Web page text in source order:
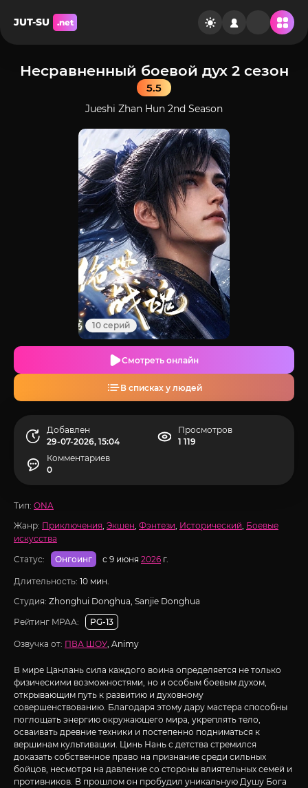
JUT-SU .net
Несравненный боевой дух 2 сезон
5.5
Jueshi Zhan Hun 2nd Season
10 серий
Смотреть онлайн
В списках у людей
Добавлен
29-07-2026, 15:04
Просмотров
1 119
Комментариев
0
Тип: ONA
Жанр: Приключения, Экшен, Фэнтези, Исторический, Боевые
искусства
Статус:
Онгоинг с 9 июня 2026 г.
Длительность: 10 мин.
Студия: Zhonghui Donghua, Sanjie Donghua
Рейтинг MPAA:
PG-13
Озвучка от: ПВА ШОУ, Animy
В мире Цанлань сила каждого воина определяется не только
физическими возможностями, но и особым боевым духом,
открывающим путь к развитию и духовному
совершенствованию. Благодаря этому дару мастера способны
поглощать энергию окружающего мира, укреплять тело,
осваивать древние техники и постепенно подниматься к
вершинам культивации. Цинь Нань с детства стремился
доказать собственное право на признание среди сильных
бойцов, несмотря на давление со стороны влиятельных семей и
противников. В прошлом он пробудил уникальную Душу Бога